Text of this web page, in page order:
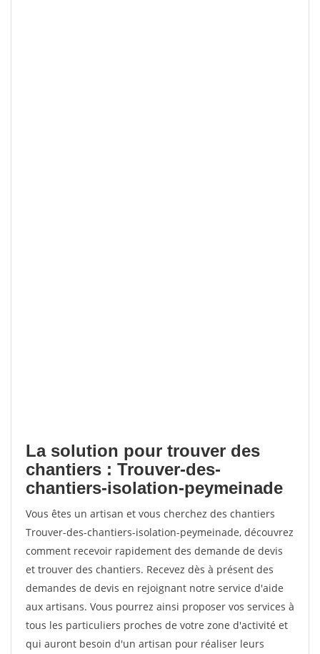
La solution pour trouver des
chantiers : Trouver-des-
chantiers-isolation-peymeinade
Vous êtes un artisan et vous cherchez des chantiers
Trouver-des-chantiers-isolation-peymeinade, découvrez
comment recevoir rapidement des demande de devis
et trouver des chantiers. Recevez dès à présent des
demandes de devis en rejoignant notre service d'aide
aux artisans. Vous pourrez ainsi proposer vos services à
tous les particuliers proches de votre zone d'activité et
qui auront besoin d'un artisan pour réaliser leurs